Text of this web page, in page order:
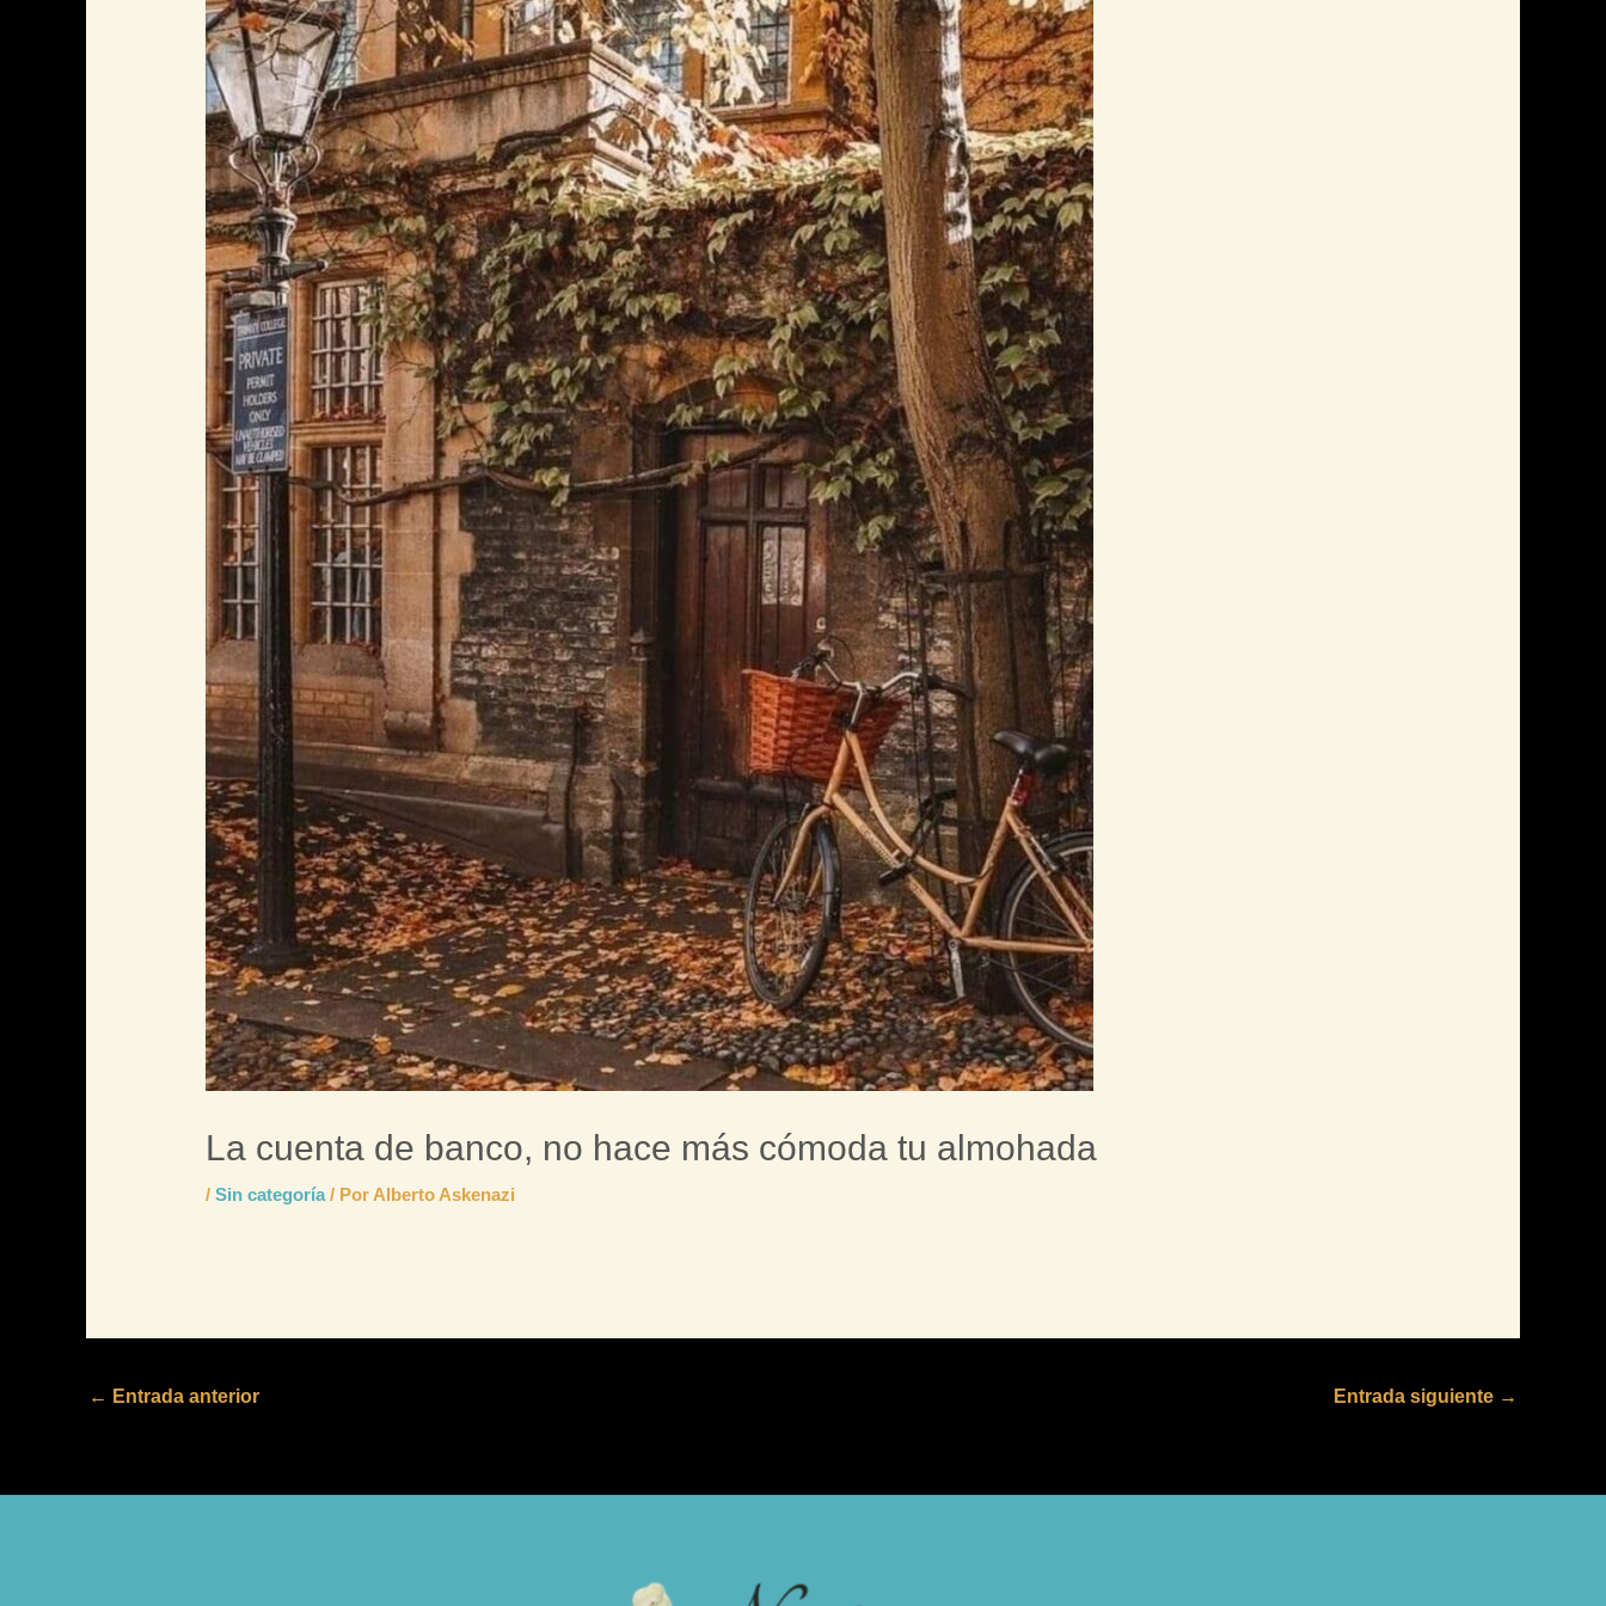
La cuenta de banco, no hace más cómoda tu almohada
/Sin categoría/ Por Alberto Askenazi
← Entrada anterior Entrada siguiente →